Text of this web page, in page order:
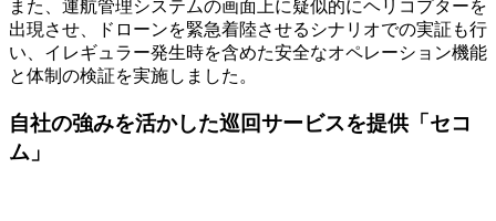
また、運航管理システムの画面上に疑似的にヘリコプターを
出現させ、ドローンを緊急着陸させるシナリオでの実証も行
い、イレギュラー発生時を含めた安全なオペレーション機能
と体制の検証を実施しました。
自社の強みを活かした巡回サービスを提供「セコ
ム」